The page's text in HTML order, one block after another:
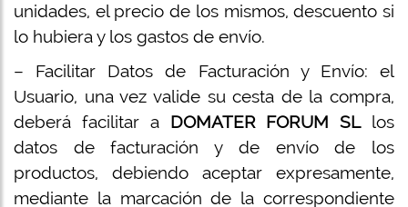
unidades, el precio de los mismos, descuento si
lo hubiera y los gastos de envío.
– Facilitar Datos de Facturación y Envío: el
Usuario, una vez valide su cesta de la compra,
deberá facilitar a DOMATER FORUM SLlos
datos de facturación y de envío de los
productos, debiendo aceptar expresamente,
mediante la marcación de la correspondiente